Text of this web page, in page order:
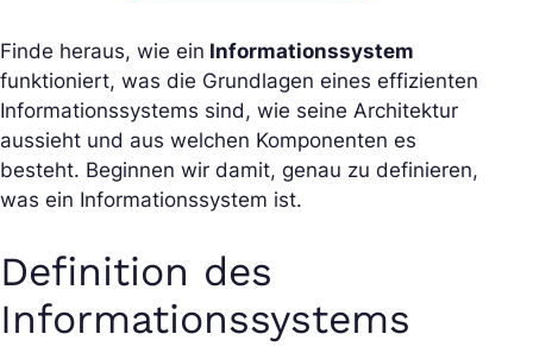
Finde heraus, wie ein Informationssystem
funktioniert, was die Grundlagen eines effizienten
Informationssystems sind, wie seine Architektur
aussieht und aus welchen Komponenten es
besteht. Beginnen wir damit, genau zu definieren,
was ein Informationssystem ist.
Definition des
Informationssystems